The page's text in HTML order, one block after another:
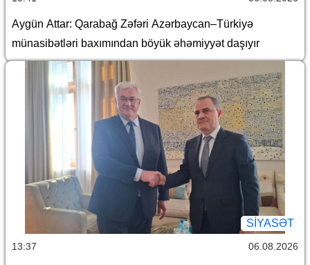
Aygün Attar: Qarabağ Zəfəri Azərbaycan–Türkiyə
münasibətləri baxımından böyük əhəmiyyət daşıyır
SİYASƏT
13:37 06.08.2026